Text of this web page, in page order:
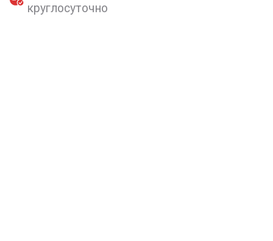
круглосуточно